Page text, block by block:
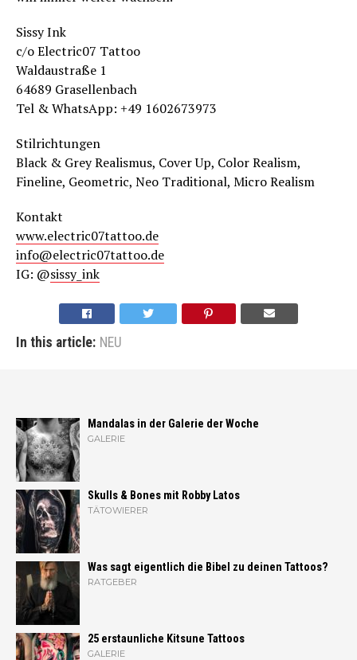
Sissy Ink
c/o Electric07 Tattoo
Waldaustraße 1
64689 Grasellenbach
Tel & WhatsApp: +49 1602673973
Stilrichtungen
Black & Grey Realismus, Cover Up, Color Realism,
Fineline, Geometric, Neo Traditional, Micro Realism
Kontakt
www.electric07tattoo.de
info@electric07tattoo.de
IG: @sissy_ink
In this article: NEU
Mandalas in der Galerie der Woche
GALERIE
Skulls & Bones mit Robby Latos
TÄTOWIERER
Was sagt eigentlich die Bibel zu deinen Tattoos?
RATGEBER
25 erstaunliche Kitsune Tattoos
GALERIE